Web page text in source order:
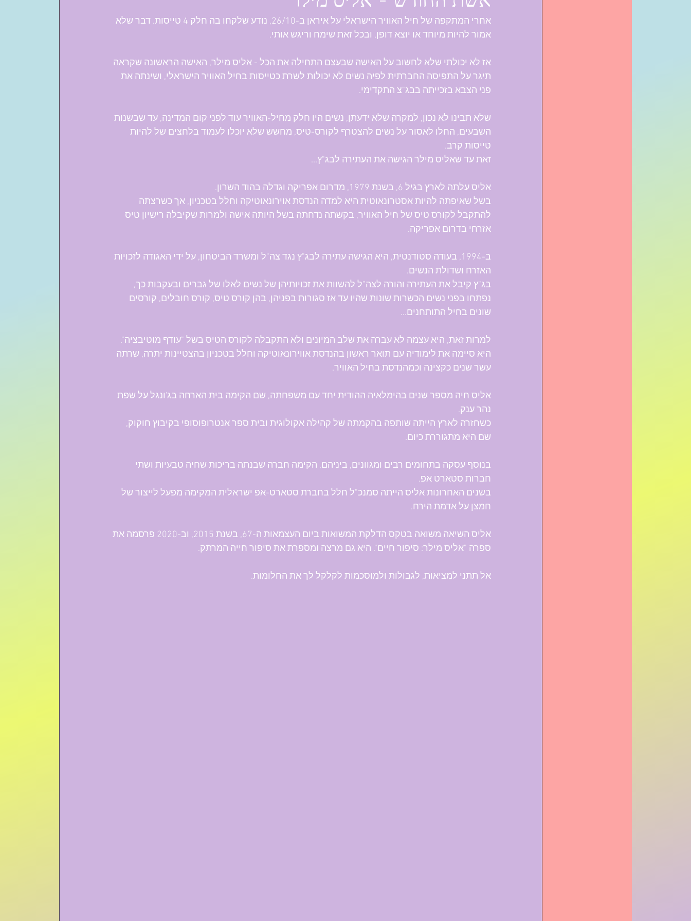
אחרי המתקפה של חיל האוויר הישראלי על איראן ב-26/10, נודע שלקחו בה חלק 4 טייסות. דבר שלא
אמור להיות מיוחד או יוצא דופן, ובכל זאת שימח וריגש אותי.
אז לא יכולתי שלא לחשוב על האישה שבעצם התחילה את הכל - אליס מילר, האישה הראשונה שקראה
תיגר על התפיסה החברתית לפיה נשים לא יכולות לשרת כטייסות בחיל האוויר הישראלי, ושינתה את
פני הצבא בזכייתה בבג"צ התקדימי.
שלא תבינו לא נכון, למקרה שלא ידעתן, נשים היו חלק מחיל-האוויר עוד לפני קום המדינה, עד שבשנות
השבעים, החלו לאסור על נשים להצטרף לקורס-טיס, מחשש שלא יוכלו לעמוד בלחצים של להיות
טייסות קרב.
זאת עד שאליס מילר הגישה את העתירה לבג"ץ...
אליס עלתה לארץ בגיל 6, בשנת 1979, מדרום אפריקה וגדלה בהוד השרון.
בשל שאיפתה להיות אסטרונאוטית היא למדה הנדסת אוירונאוטיקה וחלל בטכניון, אך כשרצתה
להתקבל לקורס טיס של חיל האוויר, בקשתה נדחתה בשל היותה אישה ולמרות שקיבלה רישיון טיס
אזרחי בדרום אפריקה.
ב-1994, בעודה סטודנטית, היא הגישה עתירה לבג"ץ נגד צה"ל ומשרד הביטחון, על ידי האגודה לזכויות
האזרח ושדולת הנשים.
בג"ץ קיבל את העתירה והורה לצה"ל להשוות את זכויותיהן של נשים לאלו של גברים ובעקבות כך,
נפתחו בפני נשים הכשרות שונות שהיו עד אז סגורות בפניהן, בהן קורס טיס, קורס חובלים, קורסים
שונים בחיל התותחנים...
למרות זאת, היא עצמה לא עברה את שלב המיונים ולא התקבלה לקורס הטיס בשל "עודף מוטיבציה".
היא סיימה את לימודיה עם תואר ראשון בהנדסת אווירונאוטיקה וחלל בטכניון בהצטיינות יתרה, שרתה
עשר שנים כקצינה וכמהנדסת בחיל האוויר.
אליס חיה מספר שנים בהימלאיה ההודית יחד עם משפחתה, שם הקימה בית הארחה בג'ונגל על שפת
נהר ענק.
כשחזרה לארץ הייתה שותפה בהקמתה של קהילה אקולוגית ובית ספר אנטרופוסופי בקיבוץ חוקוק,
שם היא מתגוררת כיום.
בנוסף עסקה בתחומים רבים ומגוונים, ביניהם, הקימה חברה שבנתה בריכות שחיה טבעיות ושתי
חברות סטארט אפ.
בשנים האחרונות אליס הייתה סמנכ"ל חלל בחברת סטארט-אפ ישראלית המקימה מפעל לייצור של
חמצן על אדמת הירח.
אליס השיאה משואה בטקס הדלקת המשואות ביום העצמאות ה-67, בשנת 2015, וב-2020 פרסמה את
ספרה "אליס מילר: סיפור חיים". היא גם מרצה ומספרת את סיפור חייה המרתק.
אל תתני למציאות, לגבולות ולמוסכמות לקלקל לך את החלומות.